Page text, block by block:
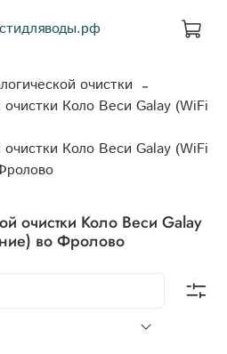
очистки
Коло Веси Galay (WiFi
Коло Веси Galay (WiFi
очистки Коло Веси Galay
во Фролово